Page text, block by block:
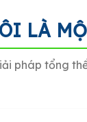
LÀ
pháp tổng